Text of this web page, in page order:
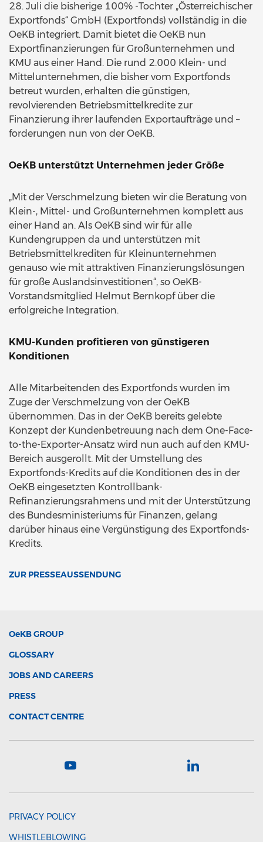
28. Juli die bisherige 100% -Tochter „Österreichischer
Exportfonds“ GmbH (Exportfonds) vollständig in die
OeKB integriert. Damit bietet die OeKB nun
Exportfinanzierungen für Großunternehmen und
KMU aus einer Hand. Die rund 2.000 Klein- und
Mittelunternehmen, die bisher vom Exportfonds
betreut wurden, erhalten die günstigen,
revolvierenden Betriebsmittelkredite zur
Finanzierung ihrer laufenden Exportaufträge und –
forderungen nun von der OeKB.
OeKB unterstützt Unternehmen jeder Größe
„Mit der Verschmelzung bieten wir die Beratung von
Klein-, Mittel- und Großunternehmen komplett aus
einer Hand an. Als OeKB sind wir für alle
Kundengruppen da und unterstützen mit
Betriebsmittelkrediten für Kleinunternehmen
genauso wie mit attraktiven Finanzierungslösungen
für große Auslandsinvestitionen“, so OeKB-
Vorstandsmitglied Helmut Bernkopf über die
erfolgreiche Integration.
KMU-Kunden profitieren von günstigeren
Konditionen
Alle Mitarbeitenden des Exportfonds wurden im
Zuge der Verschmelzung von der OeKB
übernommen. Das in der OeKB bereits gelebte
Konzept der Kundenbetreuung nach dem One-Face-
to-the-Exporter-Ansatz wird nun auch auf den KMU-
Bereich ausgerollt. Mit der Umstellung des
Exportfonds-Kredits auf die Konditionen des in der
OeKB eingesetzten Kontrollbank-
Refinanzierungsrahmens und mit der Unterstützung
des Bundesministeriums für Finanzen, gelang
darüber hinaus eine Vergünstigung des Exportfonds-
Kredits.
ZUR PRESSEAUSSENDUNG
OeKBGROUP
GLOSSARY
JOBS AND CAREERS
PRESS
CONTACT CENTRE
PRIVACY POLICY
WHISTLEBLOWING